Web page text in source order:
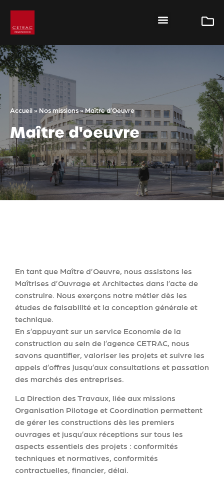
Accueil» Nos missions»Maître d’Oeuvre
Maître d'oeuvre
En tant que Maître d’Oeuvre, nous assistons les
Maîtrises d’Ouvrage et Architectes dans l’acte de
construire. Nous exerçons notre métier dès les
études de faisabilité et la conception générale et
technique.
En s’appuyant sur un service Economie de la
construction au sein de l’agence CETRAC, nous
savons quantifier, valoriser les projets et suivre les
appels d’offres jusqu’aux consultations et passation
des marchés des entreprises.
La Direction des Travaux, liée aux missions
Organisation Pilotage et Coordination permettent
de gérer les constructions dès les premiers
ouvrages et jusqu’aux réceptions sur tous les
aspects essentiels des projets : conformités
techniques et normatives, conformités
contractuelles, financier, délai.